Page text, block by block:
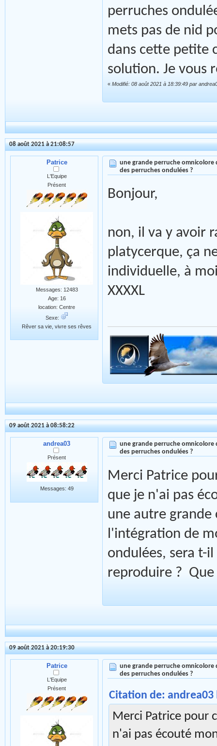
perruches
mets pas de nid
dans cette petite
solution. Je vous
« Modifié: 08 août 2021 à 18:39:49 par
08 août 2021 à 21:08:57
Patrice
L'Equipe
Présent
Messages: 12483
Age: 16
location: Centre
Sexe:
Rêver sa vie, vivre ses rêves
une grande perruche omnicolore
des perruches ondulées ?
Bonjour,
non, il va y avoir
platycerque, ça
individuelle, à
XXXXL
09 août 2021 à 08:58:22
andrea03
Présent
Messages: 49
une grande perruche omnicolore
des perruches ondulées ?
Merci Patrice
que je n'ai pas
une autre grande
l'intégration de
ondulées, sera t-
reproduire ? Que
09 août 2021 à 20:19:30
Patrice
L'Equipe
Présent
une grande perruche omnicolore
des perruches ondulées ?
Citation de: andrea03
Merci Patrice pour
n'ai pas écouté